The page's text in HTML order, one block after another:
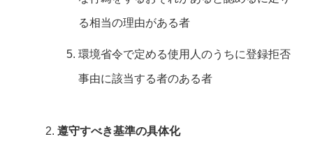
る相当の理由がある者
環境省令で定める使用人のうちに登録拒否
事由に該当する者のある者
遵守すべき基準の具体化